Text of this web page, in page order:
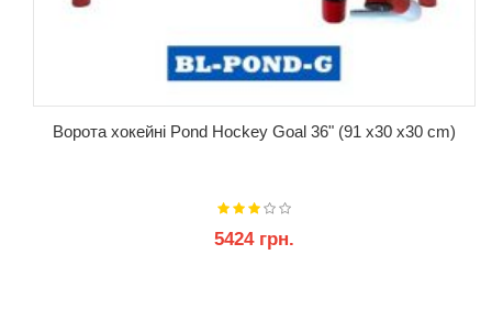
Ворота хокейні Pond Hockey Goal 36" (91 x30 x30 cm)
5424 грн.